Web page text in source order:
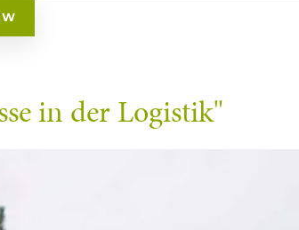
in der Logistik"